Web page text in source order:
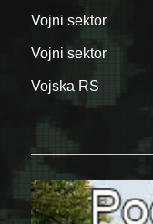
Vojni sektor
Vojni sektor
Vojska RS